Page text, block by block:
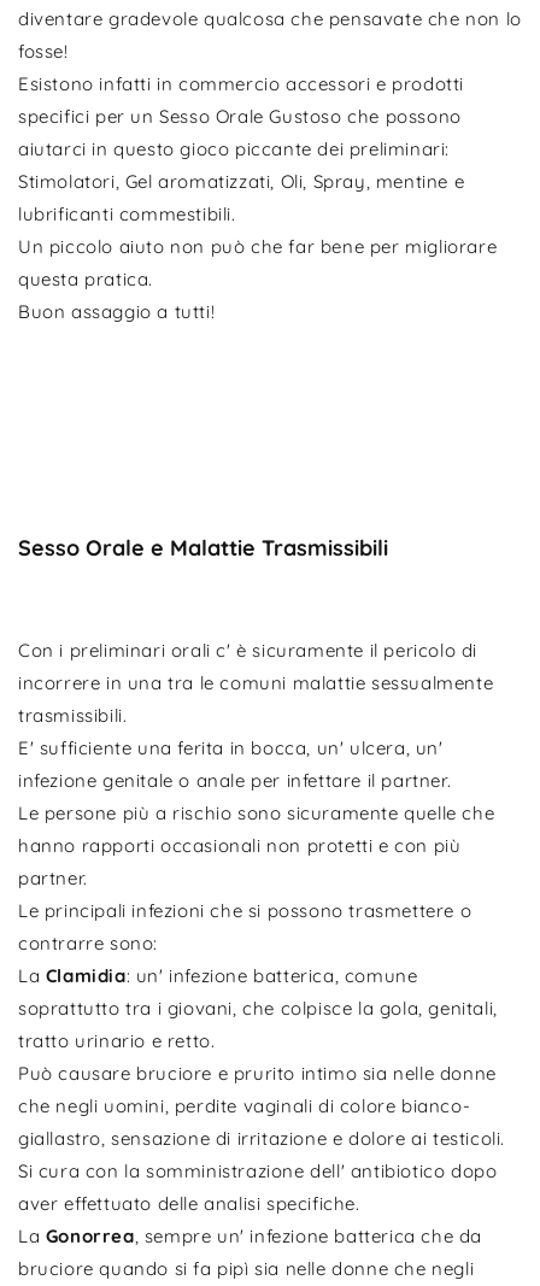
diventare gradevole qualcosa che pensavate che non lo
fosse!
Esistono infatti in commercio accessori e prodotti
specifici per un Sesso Orale Gustoso che possono
aiutarci in questo gioco piccante dei preliminari:
Stimolatori, Gel aromatizzati, Oli, Spray, mentine e
lubrificanti commestibili.
Un piccolo aiuto non può che far bene per migliorare
questa pratica.
Buon assaggio a tutti!
Sesso Orale e Malattie Trasmissibili
Con i preliminari orali c' è sicuramente il pericolo di
incorrere in una tra le comuni malattie sessualmente
trasmissibili.
E' sufficiente una ferita in bocca, un' ulcera, un'
infezione genitale o anale per infettare il partner.
Le persone più a rischio sono sicuramente quelle che
hanno rapporti occasionali non protetti e con più
partner.
Le principali infezioni che si possono trasmettere o
contrarre sono:
La Clamidia: un' infezione batterica, comune
soprattutto tra i giovani, che colpisce la gola, genitali,
tratto urinario e retto.
Può causare bruciore e prurito intimo sia nelle donne
che negli uomini, perdite vaginali di colore bianco-
giallastro, sensazione di irritazione e dolore ai testicoli.
Si cura con la somministrazione dell' antibiotico dopo
aver effettuato delle analisi specifiche.
La Gonorrea, sempre un' infezione batterica che da
bruciore quando si fa pipì sia nelle donne che negli